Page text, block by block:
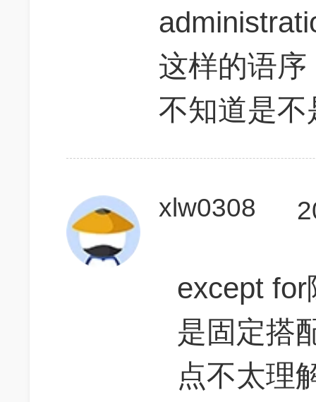
这样的语
不知道是
xlw0308
except
是固定搭
点不太理